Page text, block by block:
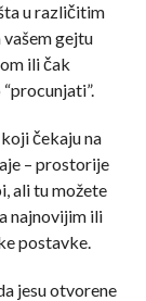
u različitim
gejtu
ili čak
čekaju na
– prostorije
ali tu možete
najnovijim ili
postavke.
jesu otvorene